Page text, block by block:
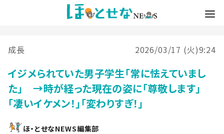
成長 2026/03/17 (火)9:24
イジメられていた男子学生「常に怯えていまし
た」 →時が経った現在の姿に「尊敬します」
「凄いイケメン！」「変わりすぎ！」
ほ・とせなNEWS編集部